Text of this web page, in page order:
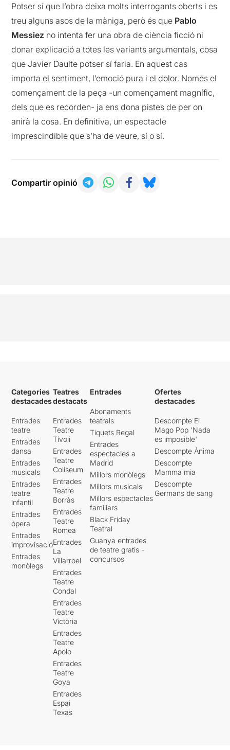
Potser sí que l’obra deixa molts interrogants oberts i es
treu alguns asos de la màniga, però és que Pablo
Messiez no intenta fer una obra de ciència ficció ni
donar explicació a totes les variants argumentals, cosa
que Javier Daulte potser sí faria. En aquest cas
importa el sentiment, l’emoció pura i el dolor. Només el
començament de la peça -un començament magnífic,
dels que es recorden- ja ens dona pistes de per on
anirà la cosa. En definitiva, un espectacle
imprescindible que s’ha de veure, sí o sí.
Compartir opinió
Categories
destacades
Entrades
teatre
Entrades
dansa
Entrades
musicals
Entrades
teatre
infantil
Entrades
òpera
Entrades
improvisació
Entrades
monòlegs
Teatres
destacats
Entrades
Teatre
Tívoli
Entrades
Teatre
Coliseum
Entrades
Teatre
Borràs
Entrades
Teatre
Romea
Entrades
La
Villarroel
Entrades
Teatre
Condal
Entrades
Teatre
Victòria
Entrades
Teatre
Apolo
Entrades
Teatre
Goya
Entrades
Espai
Texas
Entrades
Abonaments
teatrals
Tiquets Regal
Entrades
espectacles a
Madrid
Millors monòlegs
Millors musicals
Millors espectacles
familiars
Black Friday
Teatral
Guanya entrades
de teatre gratis -
concursos
Ofertes
destacades
Descompte El
Mago Pop 'Nada
es imposible'
Descompte Ànima
Descompte
Mamma mia
Descompte
Germans de sang